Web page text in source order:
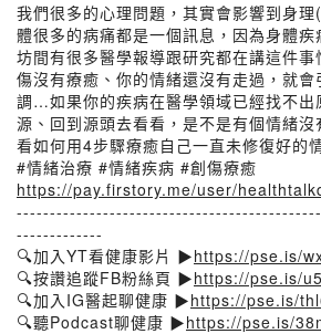
我們很多的心理問題，其實會影響到身
體很多的病痛都是一個訊息，因為身體疾
坊間有很多醫學報導跟研究都在講這件
傷沒有療癒、你的情緒還沒有走過，就
調…如果你的疾病在醫學領域已經找不出
源、回到源頭去看看，是不是有個情緒
看如何用4步驟療癒自己一直未修復好的
#情緒治療 #情緒疾病 #創傷療癒
https://pay.firstory.me/user/
-------------
🔍加入YT看健康影片 ▶https://pse.is/
🔍按讚追蹤FB粉絲頁 ▶https://pse.is/
🔍加入IG醫起聊健康 ▶https://pse.is/
🔍聽Podcast聊健康 ▶https://pse.is/